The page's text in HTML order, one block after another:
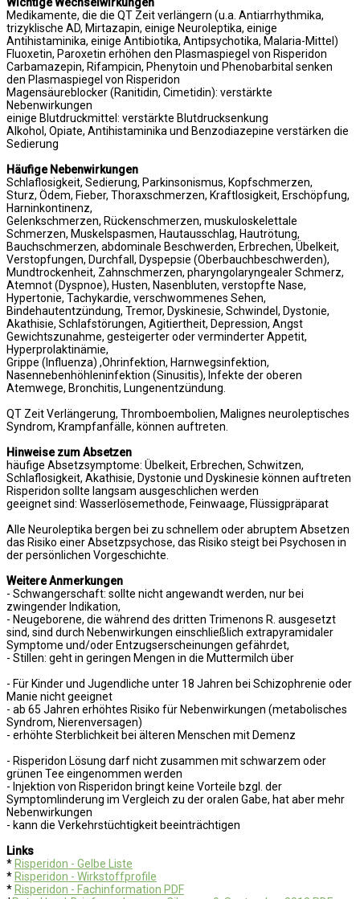
Medikamente, die die QT Zeit verlängern (u.a. Antiarrhythmika,
trizyklische AD, Mirtazapin, einige Neuroleptika, einige
Antihistaminika, einige Antibiotika, Antipsychotika, Malaria-Mittel)
Fluoxetin, Paroxetin erhöhen den Plasmaspiegel von Risperidon
Carbamazepin, Rifampicin, Phenytoin und Phenobarbital senken
den Plasmaspiegel von Risperidon
Magensäureblocker (Ranitidin, Cimetidin): verstärkte
Nebenwirkungen
einige Blutdruckmittel: verstärkte Blutdrucksenkung
Alkohol, Opiate, Antihistaminika und Benzodiazepine verstärken die
Sedierung
Häufige Nebenwirkungen
Schlaflosigkeit, Sedierung, Parkinsonismus, Kopfschmerzen,
Sturz, Ödem, Fieber, Thoraxschmerzen, Kraftlosigkeit, Erschöpfung,
Harninkontinenz,
Gelenkschmerzen, Rückenschmerzen, muskuloskelettale
Schmerzen, Muskelspasmen, Hautausschlag, Hautrötung,
Bauchschmerzen, abdominale Beschwerden, Erbrechen, Übelkeit,
Verstopfungen, Durchfall, Dyspepsie (Oberbauchbeschwerden),
Mundtrockenheit, Zahnschmerzen, pharyngolaryngealer Schmerz,
Atemnot (Dyspnoe), Husten, Nasenbluten, verstopfte Nase,
Hypertonie, Tachykardie, verschwommenes Sehen,
Bindehautentzündung, Tremor, Dyskinesie, Schwindel, Dystonie,
Akathisie, Schlafstörungen, Agitiertheit, Depression, Angst
Gewichtszunahme, gesteigerter oder verminderter Appetit,
Hyperprolaktinämie,
Grippe (Influenza) ,Ohrinfektion, Harnwegsinfektion,
Nasennebenhöhleninfektion (Sinusitis), Infekte der oberen
Atemwege, Bronchitis, Lungenentzündung.
QT Zeit Verlängerung, Thromboembolien, Malignes neuroleptisches
Syndrom, Krampfanfälle, können auftreten.
Hinweise zum Absetzen
häufige Absetzsymptome: Übelkeit, Erbrechen, Schwitzen,
Schlaflosigkeit, Akathisie, Dystonie und Dyskinesie können auftreten
Risperidon sollte langsam ausgeschlichen werden
geeignet sind: Wasserlösemethode, Feinwaage, Flüssigpräparat
Alle Neuroleptika bergen bei zu schnellem oder abruptem Absetzen
das Risiko einer Absetzpsychose, das Risiko steigt bei Psychosen in
der persönlichen Vorgeschichte.
Weitere Anmerkungen
- Schwangerschaft: sollte nicht angewandt werden, nur bei
zwingender Indikation,
- Neugeborene, die während des dritten Trimenons R. ausgesetzt
sind, sind durch Nebenwirkungen einschließlich extrapyramidaler
Symptome und/oder Entzugserscheinungen gefährdet,
- Stillen: geht in geringen Mengen in die Muttermilch über
- Für Kinder und Jugendliche unter 18 Jahren bei Schizophrenie oder
Manie nicht geeignet
- ab 65 Jahren erhöhtes Risiko für Nebenwirkungen (metabolisches
Syndrom, Nierenversagen)
- erhöhte Sterblichkeit bei älteren Menschen mit Demenz
- Risperidon Lösung darf nicht zusammen mit schwarzem oder
grünen Tee eingenommen werden
- Injektion von Risperidon bringt keine Vorteile bzgl. der
Symptomlinderung im Vergleich zu der oralen Gabe, hat aber mehr
Nebenwirkungen
- kann die Verkehrstüchtigkeit beeinträchtigen
Links
* Risperidon - Gelbe Liste
* Risperidon - Wirkstoffprofile
* Risperidon - Fachinformation PDF